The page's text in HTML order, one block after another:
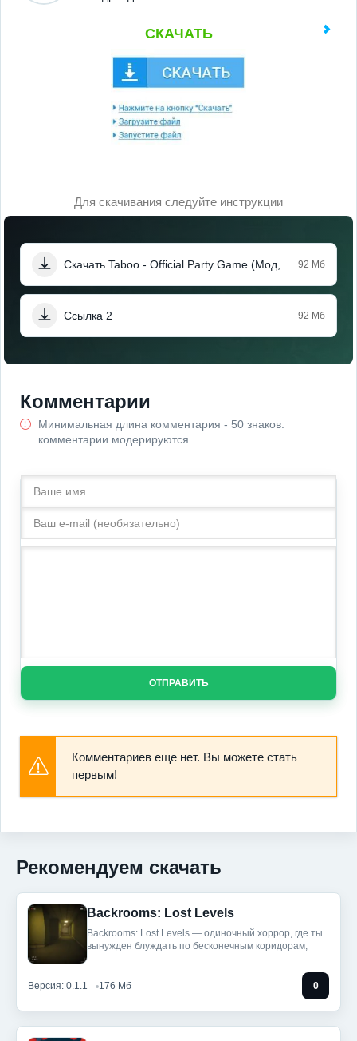
СКАЧАТЬ
Для скачивания следуйте инструкции
92 Мб
Ссылка 2 92 Мб
Комментарии
Минимальная длина комментария - 50 знаков.
комментарии модерируются
ОТПРАВИТЬ
Комментариев еще нет. Вы можете стать
первым!
Рекомендуем скачать
Backrooms: Lost Levels
Backrooms: Lost Levels — одиночный хоррор, где ты
вынужден блуждать по бесконечным коридорам,
Версия: 0.1.1 176 Мб 0